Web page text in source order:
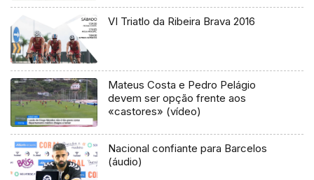
VI Triatlo da Ribeira Brava 2016
Mateus Costa e Pedro Pelágio
devem ser opção frente aos
«castores» (vídeo)
Nacional confiante para Barcelos
(áudio)